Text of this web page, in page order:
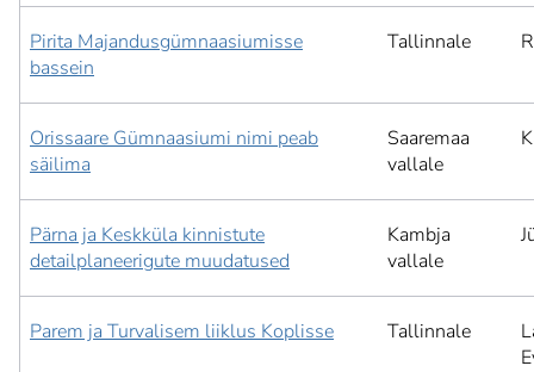
Pirita Majandusgümnaasiumisse
bassein
Tallinnale
Orissaare Gümnaasiumi nimi peab
säilima
Saaremaa
vallale
Pärna ja Keskküla kinnistute
detailplaneerigute muudatused
Kambja
vallale
Parem ja Turvalisem liiklus Koplisse Tallinnale